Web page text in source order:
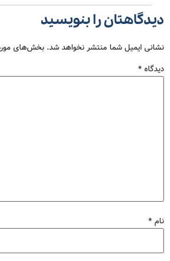
دیدگاهتان را بنویسید
نشانی ایمیل شما منتشر نخواهد شد. بخش‌های
دیدگاه*
نام*